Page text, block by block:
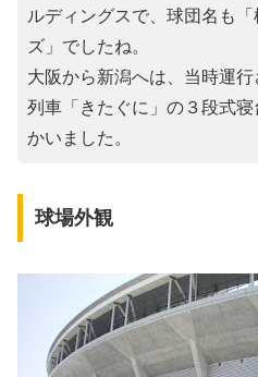
ルディングスで、球団名も
ズ」でしたね。
大阪から新潟へは、当時運
列車「きたぐに」の３段式寝
かいました。
球場外観